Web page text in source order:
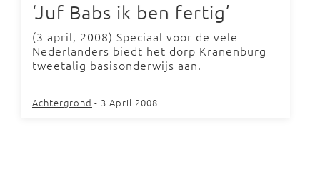
‘Juf Babs ik ben fertig’
(3 april, 2008) Speciaal voor de vele
Nederlanders biedt het dorp Kranenburg
tweetalig basisonderwijs aan.
Achtergrond - 3 April 2008